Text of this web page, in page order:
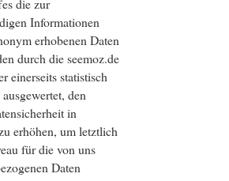
die zur
Informationen
erhobenen Daten
durch die seemoz.de
einerseits statistisch
den
in
erhöhen, um letztlich
für die von uns
Daten